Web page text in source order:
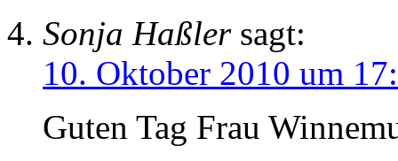
Sonja Haßler sagt:
10. Oktober 2010 um
Guten Tag Frau